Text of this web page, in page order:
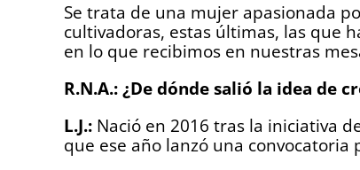
Se trata de una mujer apasionada
cultivadoras, estas últimas, las que
en lo que recibimos en nuestras
R.N.A.: ¿De dónde salió la idea de
L.J.: Nació en 2016 tras la iniciativa
que ese año lanzó una